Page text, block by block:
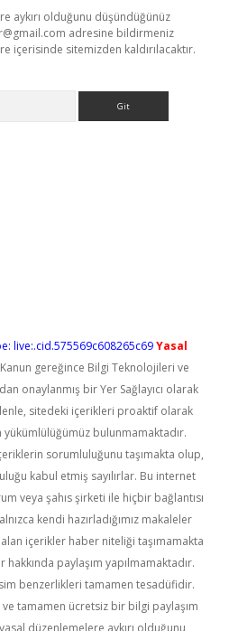
aykırı olduğunu düşündüğünüz
adresine bildirmeniz
içerisinde sitemizden kaldırılacaktır.
live:.cid.575569c608265c69Yasal
Kanun gereğince Bilgi Teknolojileri ve
onaylanmış bir Yer Sağlayıcı olarak
sitedeki içerikleri proaktif olarak
bulunmamaktadır.
sorumluluğunu taşımakta olup,
kabul etmiş sayılırlar. Bu internet
veya şahıs şirketi ile hiçbir bağlantısı
kendi hazırladığımız makaleler
içerikler haber niteliği taşımamakta
paylaşım yapılmamaktadır.
benzerlikleri tamamen tesadüfidir.
ve tamamen ücretsiz bir bilgi paylaşım
düzenlemelere aykırı olduğunu